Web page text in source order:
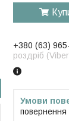
+380 (63)
роздріб
повернення